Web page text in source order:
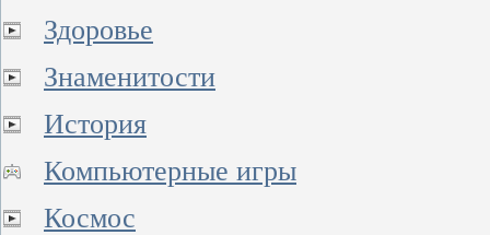
Здоровье
Знаменитости
История
Компьютерные игры
Космос